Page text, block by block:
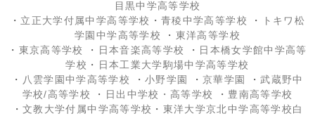
目黒中学高等学校
・ 立正大学付属中学高等学校 ・ 青稜中学高等学校 ・
トキワ松
学園中学高等学校
・ 東洋高等学校
・ 東京高等学校 ・ 日本音楽高等学校 ・ 日本橋女学館中学高等
学校 ・
日本工業大学駒場中学高等学校
・ 八雲学園中学高等学校 ・ 小野学園 ・京華学園 ・武蔵野中
学校/高等学校
・ 日出中学校 ・高等学校 ・ 豊南高等学校
・ 文教大学付属中学高等学校 ・ 東洋大学京北中学高等学校白